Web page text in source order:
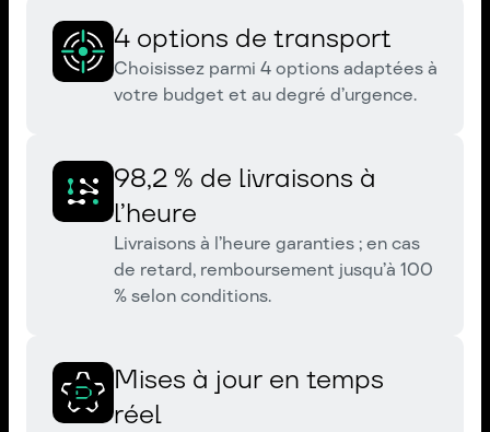
4 options de transport
Choisissez parmi 4 options adaptées à
votre budget et au degré d’urgence.
98,2 % de livraisons à
l’heure
Livraisons à l’heure garanties ; en cas
de retard, remboursement jusqu’à 100
% selon conditions.
Mises à jour en temps
réel